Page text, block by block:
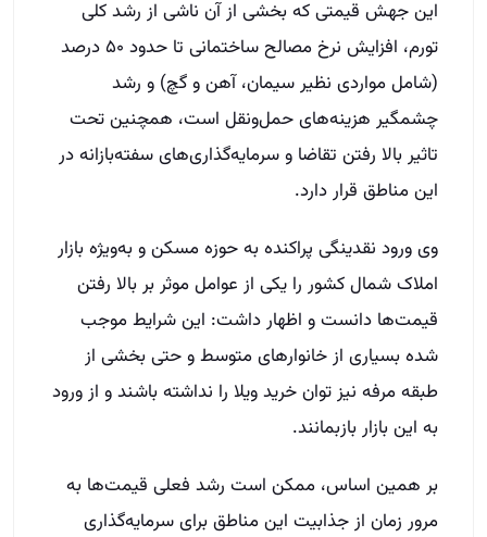
این جهش قیمتی که بخشی از آن ناشی از رشد کلی
تورم، افزایش نرخ مصالح ساختمانی تا حدود ۵۰ درصد
(شامل مواردی نظیر سیمان، آهن و گچ) و رشد
چشمگیر هزینه‌های حمل‌ونقل است، همچنین تحت
تاثیر بالا رفتن تقاضا و سرمایه‌گذاری‌های سفته‌بازانه در
این مناطق قرار دارد.
وی ورود نقدینگی پراکنده به حوزه مسکن و به‌ویژه بازار
املاک شمال کشور را یکی از عوامل موثر بر بالا رفتن
قیمت‌ها دانست و اظهار داشت: این شرایط موجب
شده بسیاری از خانوارهای متوسط و حتی بخشی از
طبقه مرفه نیز توان خرید ویلا را نداشته باشند و از ورود
به این بازار بازبمانند.
بر همین اساس، ممکن است رشد فعلی قیمت‌ها به
مرور زمان از جذابیت این مناطق برای سرمایه‌گذاری